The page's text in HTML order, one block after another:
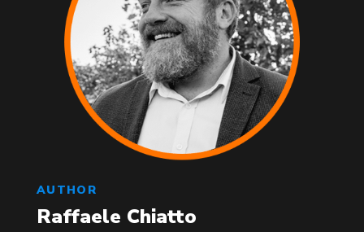
AUTHOR
Raffaele Chiatto